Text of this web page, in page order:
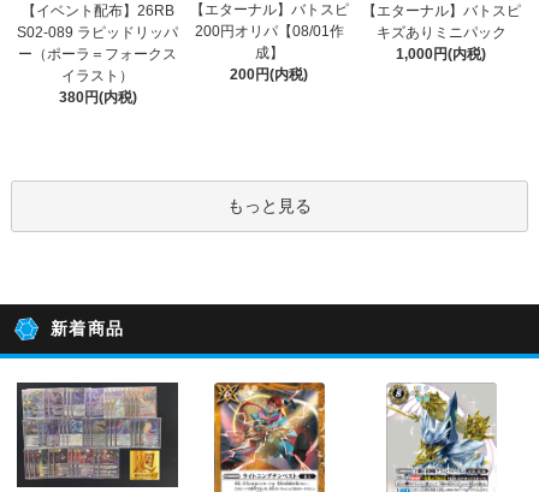
【イベント配布】26RB
S02-089 ラピッドリッパ
ー（ポーラ＝フォークス
イラスト）
380円(内税)
【エターナル】バトスピ
200円オリパ【08/01作
成】
200円(内税)
【エターナル】バトスピ
キズありミニパック
1,000円(内税)
もっと見る
新着商品